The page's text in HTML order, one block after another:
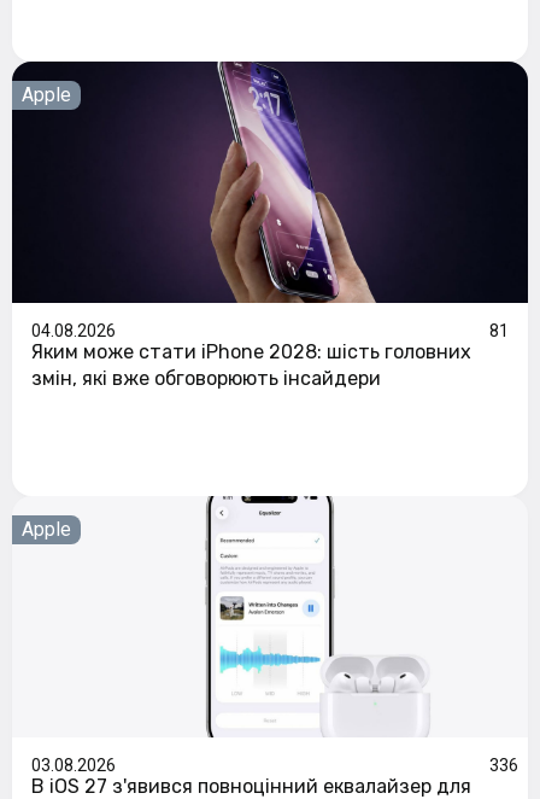
Apple
04.08.2026 81
Яким може стати iPhone 2028: шість головних
змін, які вже обговорюють інсайдери
Apple
03.08.2026 336
В iOS 27 з'явився повноцінний еквалайзер для